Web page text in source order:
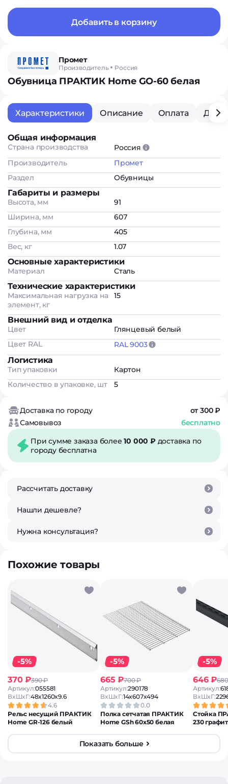
Добавить в корзину
Промет
Производитель Россия
Обувница ПРАКТИК Home GO-60 белая
Характеристики Описание Оплата
Общая информация
Страна производства
Россия
Производитель
Промет
Раздел
Обувницы
Габариты и размеры
Высота, мм
91
Ширина, мм
607
Глубина, мм
405
Вес, кг
1.07
Основные характеристики
Материал Сталь
Технические характеристики
Максимальная нагрузка на
элемент, кг
15
Внешний вид и отделка
Цвет
Глянцевый белый
Цвет RAL
RAL 9003
Логистика
Тип упаковки
Картон
Количество в упаковке, шт
5
Доставка по городу
от 300 ₽
Самовывоз
бесплатно
При сумме заказа более10 000 ₽доставка по
городу бесплатна
Рассчитать доставку
Нашли дешевле?
Нужна консультация?
Похожие товары
-5%
370 ₽390 ₽
Артикул:055581
ВxШxГ:48x1260x9.6
4.6
Рельс несущий ПРАКТИК
Home GR-126 белый
-5%
665 ₽700 ₽
Артикул:290178
ВxШxГ:14x607x494
0.0
Полка сетчатая ПРАКТИК
Home GSh 60х50 белая
-5%
646 ₽
Артикул:
ВxШxГ:
Стойка
230 графит
Показать больше